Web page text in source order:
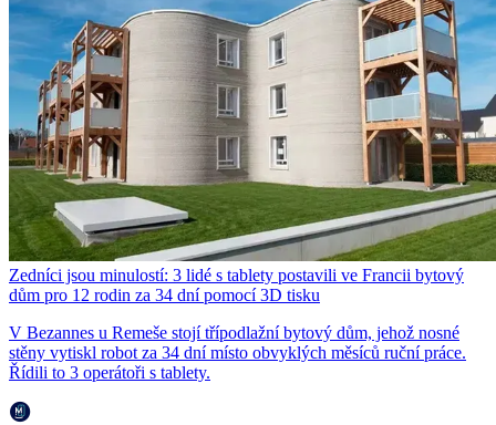
Zedníci jsou minulostí: 3 lidé s tablety postavili ve Francii bytový
dům pro 12 rodin za 34 dní pomocí 3D tisku
V Bezannes u Remeše stojí třípodlažní bytový dům, jehož nosné
stěny vytiskl robot za 34 dní místo obvyklých měsíců ruční práce.
Řídili to 3 operátoři s tablety.